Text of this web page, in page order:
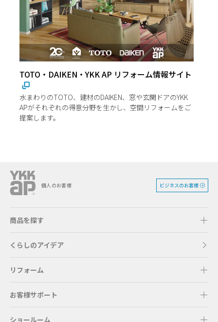
TOTO・DAIKEN・YKK AP リフォーム情報サイト
水まわりのTOTO、建材のDAIKEN、窓や玄関ドアのYKK
APがそれぞれの得意分野を生かし、空間リフォームをご
提案します。
個人のお客様 ビジネスのお客様
商品を探す
くらしのアイデア
リフォーム
お客様サポート
ショールーム